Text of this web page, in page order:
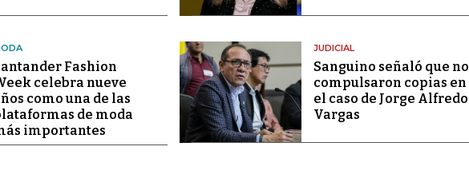
Fashion
celebra nueve
como una de las
de moda
importantes
JUDICIAL
Sanguino señaló que no
compulsaron copias en
el caso de Jorge Alfredo
Vargas